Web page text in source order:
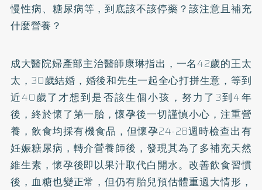
慢性病、 糖尿病等，到底該不該停藥？該注意且補充
什麼營養？
成大醫院婦產部主治醫師康琳指出，一名42歲的王太
太，30歲結婚，婚後和先生一起全心打拼生意，等到
近40歲了才想到是否該生個小孩，努力了3到4年
後，終於懷了第一胎，懷孕後一切謹慎小心，注重營
養，飲食均採有機食品，但懷孕24-28週時檢查出有
妊娠糖尿病，轉介營養師後，發現其為了多補充天然
維生素，懷孕後即以果汁取代白開水。改善飲食習慣
後，血糖也變正常，但仍有胎兒預估體重過大情形，